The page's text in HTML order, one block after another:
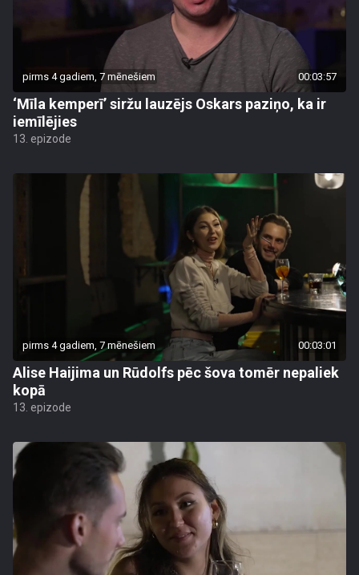
pirms 4 gadiem, 7 mēnešiem 00:03:57
‘Mīla kemperī’ siržu lauzējs Oskars paziņo, ka ir
iemīlējies
13. epizode
pirms 4 gadiem, 7 mēnešiem 00:03:01
Alise Haijima un Rūdolfs pēc šova tomēr nepaliek
kopā
13. epizode